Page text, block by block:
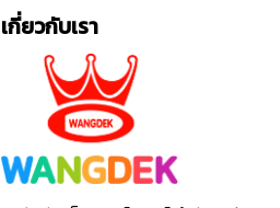
เกี่ยวกับเรา